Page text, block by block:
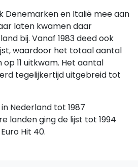
Denemarken en Italië mee aan
laten kwamen daar
bij. Vanaf 1983 deed ook
waardoor het totaal aantal
11 uitkwam. Het aantal
tegelijkertijd uitgebreid tot
Nederland tot 1987
landen ging de lijst tot 1994
Hit 40.